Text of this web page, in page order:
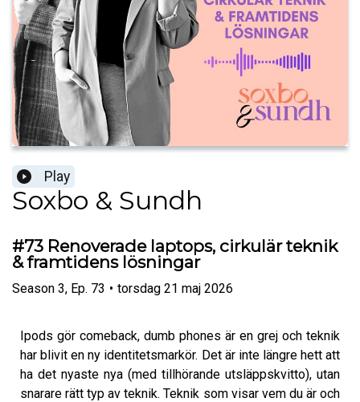
Play
Soxbo & Sundh
#73 Renoverade laptops, cirkulär teknik
& framtidens lösningar
Season 3, Ep. 73 • torsdag 21 maj 2026
Ipods gör comeback, dumb phones är en grej och teknik
har blivit en ny identitetsmarkör. Det är inte längre hett att
ha det nyaste nya (med tillhörande utsläppskvitto), utan
snarare rätt typ av teknik. Teknik som visar vem du är och